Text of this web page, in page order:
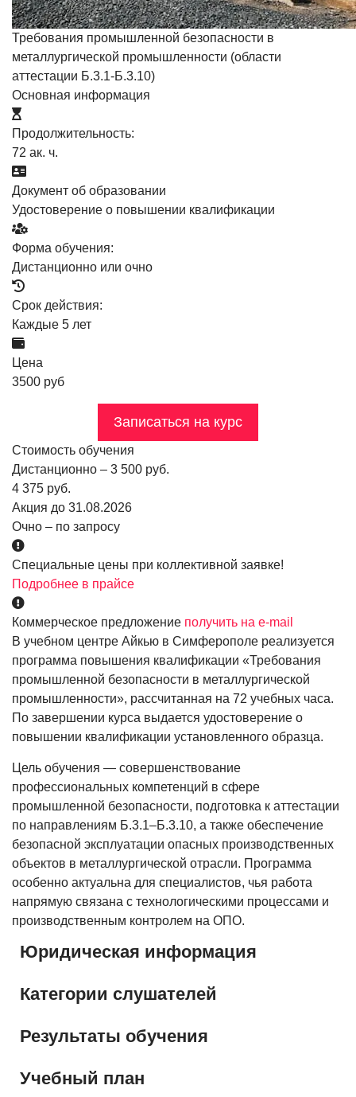
Требования промышленной безопасности в
металлургической промышленности (области
аттестации Б.3.1-Б.3.10)
Основная информация
Продолжительность:
72 ак. ч.
Документ об образовании
Удостоверение о повышении квалификации
Форма обучения:
Дистанционно или очно
Срок действия:
Каждые 5 лет
Цена
3500 руб
Записаться на курс
Стоимость обучения
Дистанционно – 3 500 руб.
4 375 руб.
Акция до 31.08.2026
Очно – по запросу
Специальные цены при коллективной заявке!
Подробнее в прайсе
Коммерческое предложение получить на e-mail
В учебном центре Айкью в Симферополе реализуется
программа повышения квалификации «Требования
промышленной безопасности в металлургической
промышленности», рассчитанная на 72 учебных часа.
По завершении курса выдается удостоверение о
повышении квалификации установленного образца.
Цель обучения — совершенствование
профессиональных компетенций в сфере
промышленной безопасности, подготовка к аттестации
по направлениям Б.3.1–Б.3.10, а также обеспечение
безопасной эксплуатации опасных производственных
объектов в металлургической отрасли. Программа
особенно актуальна для специалистов, чья работа
напрямую связана с технологическими процессами и
производственным контролем на ОПО.
Юридическая информация
Категории слушателей
Результаты обучения
Учебный план